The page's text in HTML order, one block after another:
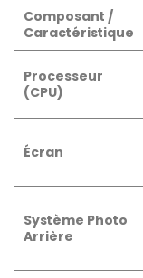
Composant /
Caractéristique
Processeur
(CPU)
Écran
Système Photo
Arrière